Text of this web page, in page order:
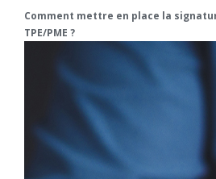
Comment mettre en place la
TPE/PME ?